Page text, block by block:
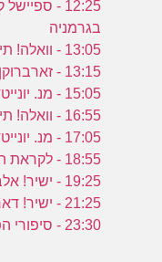
12:25 -
בגרמניה
13:05 - וואלה! תיקתקנו - מבזק ספורט
13:15 - זארברוקן - ב. מינכן
15:05 - מנ. יונייטד - ניוקאסל
16:55 - וואלה! תיקתקנו - מבזק ספורט
17:05 - מנ. יונייטד - מנ. סיטי
18:55 - לקראת המחזור בליגה הגרמנית
19:25 - ישיר! אלברסברג - סט. פאולי
21:25 - ישיר! דארמשטאט - בוכום
23:30 - סיפורי הפרמיירליג